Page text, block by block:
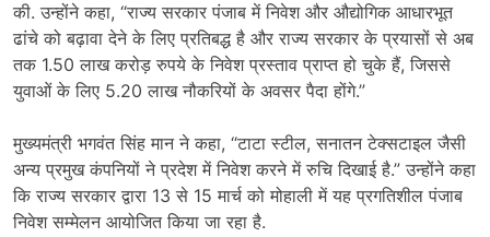
की. उन्होंने कहा, “राज्य सरकार पंजाब में निवेश और औद्योगिक आधारभूत
ढांचे को बढ़ावा देने के लिए प्रतिबद्ध है और राज्य सरकार के प्रयासों से अब
तक 1.50 लाख करोड़ रुपये के निवेश प्रस्ताव प्राप्त हो चुके हैं, जिससे
युवाओं के लिए 5.20 लाख नौकरियों के अवसर पैदा होंगे.”
मुख्यमंत्री भगवंत सिंह मान ने कहा, “टाटा स्टील, सनातन टेक्सटाइल जैसी
अन्य प्रमुख कंपनियों ने प्रदेश में निवेश करने में रुचि दिखाई है.” उन्होंने कहा
कि राज्य सरकार द्वारा 13 से 15 मार्च को मोहाली में यह प्रगतिशील पंजाब
निवेश सम्मेलन आयोजित किया जा रहा है.